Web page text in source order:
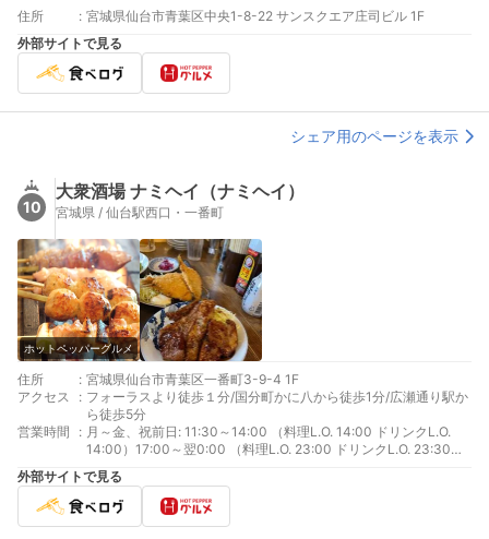
住所 : 宮城県仙台市青葉区中央1-8-22 サンスクエア庄司ビル 1F
外部サイトで見る
シェア用のページを表示
10
大衆酒場 ナミヘイ（ナミヘイ）
宮城県 / 仙台駅西口・一番町
ホットペッパーグルメ
住所 : 宮城県仙台市青葉区一番町3-9-4 1F
アクセス
: フォーラスより徒歩１分/国分町かに八から徒歩1分/広瀬通り駅か
ら徒歩5分
営業時間
: 月～金、祝前日: 11:30～14:00 （料理L.O. 14:00 ドリンクL.O.
14:00）17:00～翌0:00 （料理L.O. 23:00 ドリンクL.O. 23:30）
土、日、祝日: 13:00～翌0:00 （料理L.O. 23:00 ドリンクL.O.
23:30）
外部サイトで見る